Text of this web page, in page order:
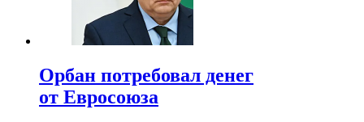
Орбан потребовал денег
от Евросоюза